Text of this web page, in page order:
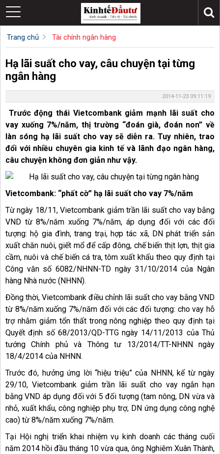
Trang chủ Tài chính ngân hàng
Hạ lãi suất cho vay, câu chuyện tại từng
ngân hàng
2014-11-23 09:11:19
Trước động thái Vietcombank giảm mạnh lãi suất cho
vay xuống 7%/năm, thị trường “đoán già, đoán non” về
làn sóng hạ lãi suất cho vay sẽ diễn ra. Tuy nhiên, trao
đổi với nhiều chuyên gia kinh tế và lãnh đạo ngân hàng,
câu chuyện không đơn giản như vậy.
Vietcombank: “phất cờ” hạ lãi suất cho vay 7%/năm
Từ ngày 18/11, Vietcombank giảm trần lãi suất cho vay bằng
VND từ 8%/năm xuống 7%/năm, áp dụng đối với các đối
tượng: hộ gia đình, trang trại, hợp tác xã, DN phát triển sản
xuất chăn nuôi, giết mổ để cấp đông, chế biến thịt lợn, thịt gia
cầm, nuôi và chế biến cá tra, tôm xuất khẩu theo quy định tại
Công văn số 6082/NHNN-TD ngày 31/10/2014 của Ngân
hàng Nhà nước (NHNN).
Đồng thời, Vietcombank điều chỉnh lãi suất cho vay bằng VND
từ 8%/năm xuống 7%/năm đối với các đối tượng: cho vay hỗ
trợ nhằm giảm tổn thất trong nông nghiệp theo quy định tại
Quyết định số 68/2013/QD-TTG ngày 14/11/2013 của Thủ
tướng Chính phủ và Thông tư 13/2014/TT-NHNN ngày
18/4/2014 của NHNN.
Trước đó, hưởng ứng lời “hiệu triệu” của NHNN, kể từ ngày
29/10, Vietcombank giảm trần lãi suất cho vay ngắn hạn
bằng VND áp dụng đối với 5 đối tượng (tam nông, DN vừa và
nhỏ, xuất khẩu, công nghiệp phụ trợ, DN ứng dụng công nghệ
cao) từ 8%/năm xuống 7%/năm.
Tại Hội nghị triển khai nhiệm vụ kinh doanh các tháng cuối
năm 2014 hồi đầu tháng 10 vừa qua, ông Nghiêm Xuân Thành,